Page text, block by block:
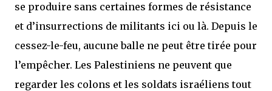
se produire sans certaines formes de résistance
et d’insurrections de militants ici ou là. Depuis le
cessez-le-feu, aucune balle ne peut être tirée pour
l’empêcher. Les Palestiniens ne peuvent que
regarder les colons et les soldats israéliens tout